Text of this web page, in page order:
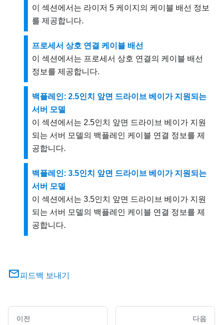
이 섹션에서는 라이저 5 케이지의 케이블 배선 정보
를 제공합니다.
프로세서 상호 연결 케이블 배선
이 섹션에서는 프로세서 상호 연결의 케이블 배선
정보를 제공합니다.
백플레인: 2.5인치 앞면 드라이브 베이가 지원되는
서버 모델
이 섹션에서는 2.5인치 앞면 드라이브 베이가 지원
되는 서버 모델의 백플레인 케이블 연결 정보를 제
공합니다.
백플레인: 3.5인치 앞면 드라이브 베이가 지원되는
서버 모델
이 섹션에서는 3.5인치 앞면 드라이브 베이가 지원
되는 서버 모델의 백플레인 케이블 연결 정보를 제
공합니다.
피드백 보내기
이전 다음